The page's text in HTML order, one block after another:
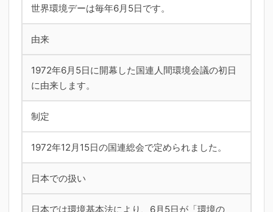
世界環境デーは毎年6月5日です。
由来
1972年6月5日に開幕した国連人間環境会議の初日
に由来します。
制定
1972年12月15日の国連総会で定められました。
日本での扱い
日本では環境基本法により、6月5日が「環境の